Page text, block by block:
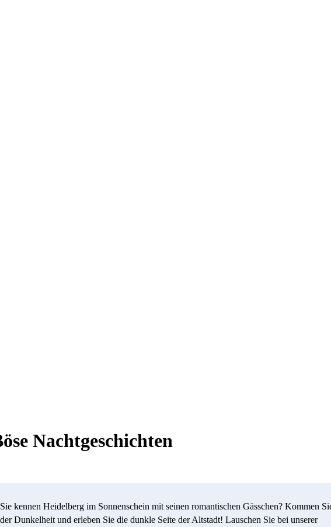
Nachtgeschichten
Sie kennen Heidelberg im Sonnenschein mit seinen romantischen Gässchen? Kommen
der Dunkelheit und erleben Sie die dunkle Seite der Altstadt! Lauschen Sie bei unserer